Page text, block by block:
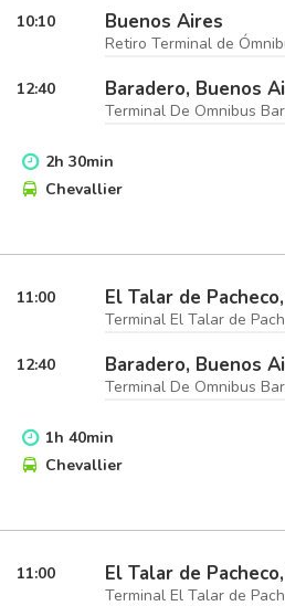
10:10 Buenos Aires
Retiro Terminal de
12:40 Baradero, Buenos
Terminal De Omnibus
2h 30min
Chevallier
11:00 El Talar de
Terminal El Talar de
12:40 Baradero, Buenos
Terminal De Omnibus
1h 40min
Chevallier
11:00 El Talar de
Terminal El Talar de